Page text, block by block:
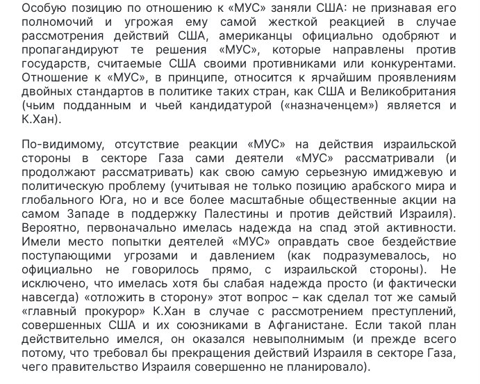
Особую позицию по отношению к «МУС» заняли США: не признавая его
полномочий и угрожая ему самой жесткой реакцией в случае
рассмотрения действий США, американцы официально одобряют и
пропагандируют те решения «МУС», которые направлены против
государств, считаемые США своими противниками или конкурентами.
Отношение к «МУС», в принципе, относится к ярчайшим проявлениям
двойных стандартов в политике таких стран, как США и Великобритания
(чьим подданным и чьей кандидатурой («назначенцем») является и
К.Хан).
По-видимому, отсутствие реакции «МУС» на действия израильской
стороны в секторе Газа сами деятели «МУС» рассматривали (и
продолжают рассматривать) как свою самую серьезную имиджевую и
политическую проблему (учитывая не только позицию арабского мира и
глобального Юга, но и все более масштабные общественные акции на
самом Западе в поддержку Палестины и против действий Израиля).
Вероятно, первоначально имелась надежда на спад этой активности.
Имели место попытки деятелей «МУС» оправдать свое бездействие
поступающими угрозами и давлением (как подразумевалось, но
официально не говорилось прямо, с израильской стороны). Не
исключено, что имелась хотя бы слабая надежда просто (и фактически
навсегда) «отложить в сторону» этот вопрос – как сделал тот же самый
«главный прокурор» К.Хан в случае с рассмотрением преступлений,
совершенных США и их союзниками в Афганистане. Если такой план
действительно имелся, он оказался невыполнимым (и прежде всего
потому, что требовал бы прекращения действий Израиля в секторе Газа,
чего правительство Израиля совершенно не планировало).